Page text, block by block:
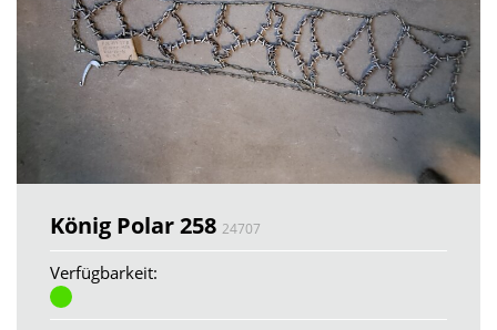
König Polar 258 24707
Verfügbarkeit: